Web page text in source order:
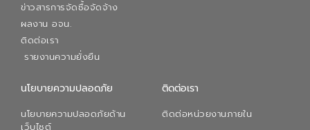
ข่าวสารการจัดซื้อจัดจ้าง
ผลงาน อจน.
ติดต่อเรา
รายงานความยั่งยืน
นโยบายความปลอดภัย
นโยบายความปลอดภัยด้าน
เว็บไซต์
ติดต่อเรา
ติดต่อหน่วยงานภายใน